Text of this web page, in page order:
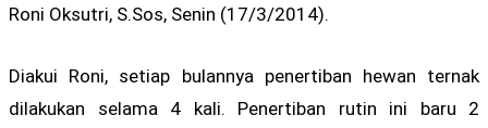
Roni Oksutri, S.Sos, Senin (17/3/2014).
Diakui Roni, setiap bulannya penertiban hewan ternak
dilakukan selama 4 kali. Penertiban rutin ini baru 2